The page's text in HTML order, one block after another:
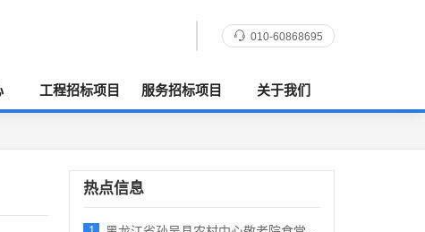
010-60868695
工程招标项目 服务招标项目 关于我们
热点信息